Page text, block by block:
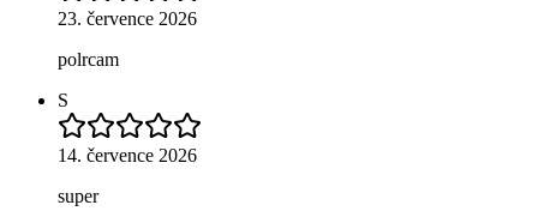
23. července 2026
polrcam
S
14. července 2026
super